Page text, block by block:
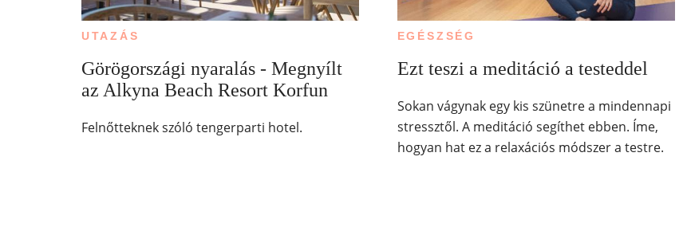
UTAZÁS
Görögországi nyaralás - Megnyílt
az Alkyna Beach Resort Korfun
Felnőtteknek szóló tengerparti hotel.
EGÉSZSÉG
Ezt teszi a meditáció a testeddel
Sokan vágynak egy kis szünetre a mindennapi
stressztől. A meditáció segíthet ebben. Íme,
hogyan hat ez a relaxációs módszer a testre.